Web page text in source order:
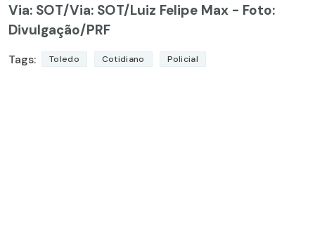
Via: SOT/Via: SOT/Luiz Felipe Max - Foto:
Divulgação/PRF
Tags: Toledo Cotidiano Policial